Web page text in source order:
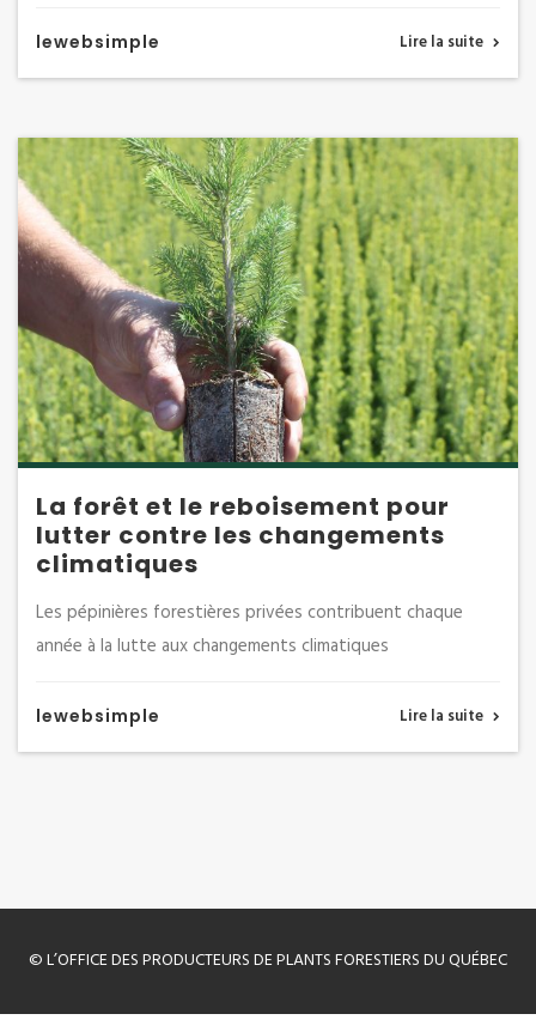
lewebsimple Lire la suite
La forêt et le reboisement pour
lutter contre les changements
climatiques
Les pépinières forestières privées contribuent chaque
année à la lutte aux changements climatiques
lewebsimple Lire la suite
© L’OFFICE DES PRODUCTEURS DE PLANTS FORESTIERS DU QUÉBEC